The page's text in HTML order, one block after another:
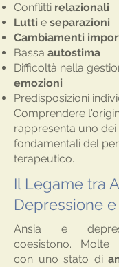
Conflitti relazionali
Lutti e separazioni
Cambiamenti
Bassa autostima
Difficoltà nella
emozioni
Predisposizioni
Comprendere
rappresenta uno
fondamentali del
terapeutico.
Il Legame tra
Depressione
Ansia e
coesistono. Molte
con uno stato di